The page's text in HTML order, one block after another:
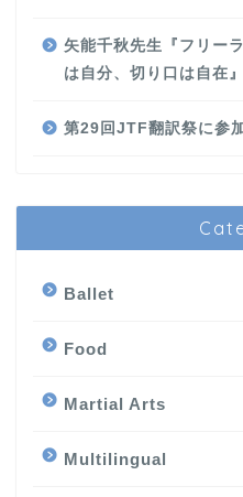
矢能千秋先生『フリー
は自分、切り口は自在
第29回JTF翻訳祭に参
Ballet
Food
Martial Arts
Multilingual